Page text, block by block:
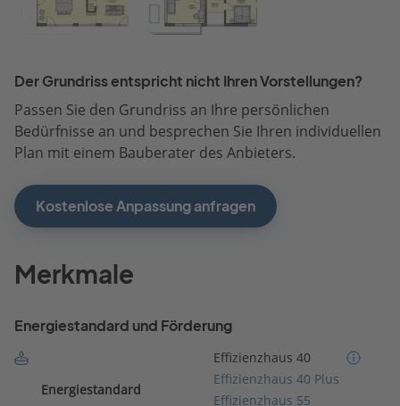
Der Grundriss entspricht nicht Ihren Vorstellungen?
Passen Sie den Grundriss an Ihre persönlichen
Bedürfnisse an und besprechen Sie Ihren individuellen
Plan mit einem Bauberater des Anbieters.
Kostenlose Anpassung anfragen
Merkmale
Energiestandard und Förderung
Energiestandard
Effizienzhaus 40
Effizienzhaus 40 Plus
Effizienzhaus 55